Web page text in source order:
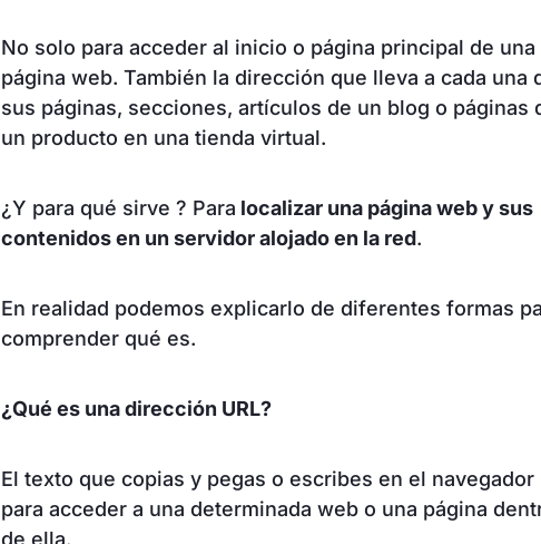
No solo para acceder al inicio o página principal de una
página web. También la dirección que lleva a cada una
sus páginas, secciones, artículos de un blog o páginas
un producto en una tienda virtual.
¿Y para qué sirve ? Para localizar una página web y sus
contenidos en un servidor alojado en la red.
En realidad podemos explicarlo de diferentes formas
comprender qué es.
¿Qué es una dirección URL?
El texto que copias y pegas o escribes en el navegador
para acceder a una determinada web o una página
de ella.